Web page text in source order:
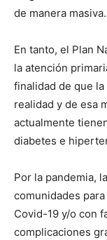
de manera masiva.
En tanto, el Plan
la atención
finalidad de que
realidad y de esa
actualmente
diabetes e
Por la pandemia,
comunidades
Covid-19 y/o con
complicaciones